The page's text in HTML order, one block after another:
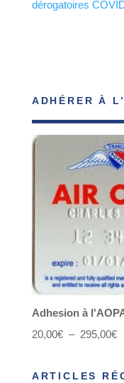
dérogatoires
ADHÉRER À
Adhesion à
20,00€ – 295,00€
ARTICLES